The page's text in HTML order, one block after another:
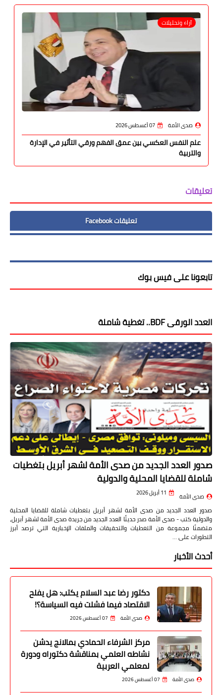
آراء وتحليلات
صدى الأمة 07 أغسطس 2026
علم النفس العكسي بين عمق الفهم ورقي التأثير في الإدارة
والتربية
تعليقات
تعليقات Facebook
تابعونا على فيس بوك
العدد الورقى BDF.. تغطية شاملة
صدور العدد الجديد من صدى الأمة لشهر أبريل بتغطيات
شاملة للقضايا المحلية والدولية
صدى الأمة 11 أبريل 2026
صدور العدد الجديد من صدى الأمة لشهر أبريل بتغطيات شاملة للقضايا المحلية
والدولية كتب - صدى الأمة صدر حديثًا العدد الجديد من جريدة صدى الأمة لشهر أبريل،
متضمنًا مجموعة من التغطيات والتحقيقات والملفات الإخبارية التي ترصد أبرز
التطورات على …
أحدث الأخبار
دكتور رضا عبد السلام يكتب: هل يفلح
الاقتصاد فيما فشلت فيه السياسة؟!
صدى الأمة 07 أغسطس 2026
مركز الشرفاء الحمادي بمالانج يدشن
نشاطه العلمي بمناقشة دكتوراه ودورة
لمعلمي العربية
صدى الأمة 07 أغسطس 2026